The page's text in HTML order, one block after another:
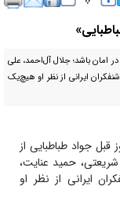
امان باشد؛ جلال آل‌احمد، علی
ایرانی از نظر او هیچ‌یک
جواد طباطبایی از
حمید عنایت،
ایرانی از نظر او